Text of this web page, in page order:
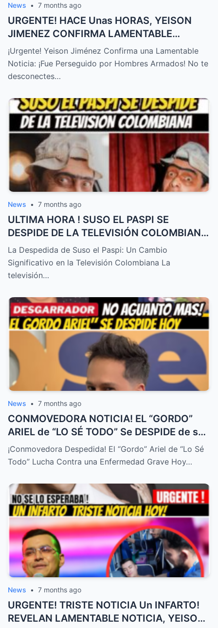
News • 7 months ago
URGENTE! HACE Unas HORAS, YEISON
JIMENEZ CONFIRMA LAMENTABLE
NOTICIA, NO LO ESPERABA,TRISTE
NOTICIA! – HTT
¡Urgente! Yeison Jiménez Confirma una Lamentable
Noticia: ¡Fue Perseguido por Hombres Armados! No te
desconectes…
News • 7 months ago
ULTIMA HORA ! SUSO EL PASPI SE
DESPIDE DE LA TELEVISIÓN COLOMBIANA
! TRISTE NOTICIA HOY – HTT
La Despedida de Suso el Paspi: Un Cambio
Significativo en la Televisión Colombiana La
televisión…
News • 7 months ago
CONMOVEDORA NOTICIA! EL “GORDO”
ARIEL de “LO SÉ TODO” Se DESPIDE de su
FAMILIA HOY! DURA ENFERMEDAD! – HTT
¡Conmovedora Despedida! El “Gordo” Ariel de “Lo Sé
Todo” Lucha Contra una Enfermedad Grave Hoy…
News • 7 months ago
URGENTE! TRISTE NOTICIA Un INFARTO!
REVELAN LAMENTABLE NOTICIA, YEISON